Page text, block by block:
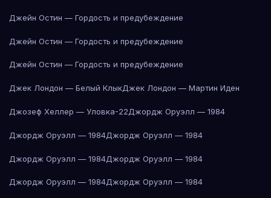
Джейн Остин — Гордость и предубеждение
Джейн Остин — Гордость и предубеждение
Джейн Остин — Гордость и предубеждение
Джек Лондон — Белый КлыкДжек Лондон — Мартин Иден
Джозеф Хеллер — Уловка-22Джордж Оруэлл — 1984
Джордж Оруэлл — 1984Джордж Оруэлл — 1984
Джордж Оруэлл — 1984Джордж Оруэлл — 1984
Джордж Оруэлл — 1984Джордж Оруэлл — 1984